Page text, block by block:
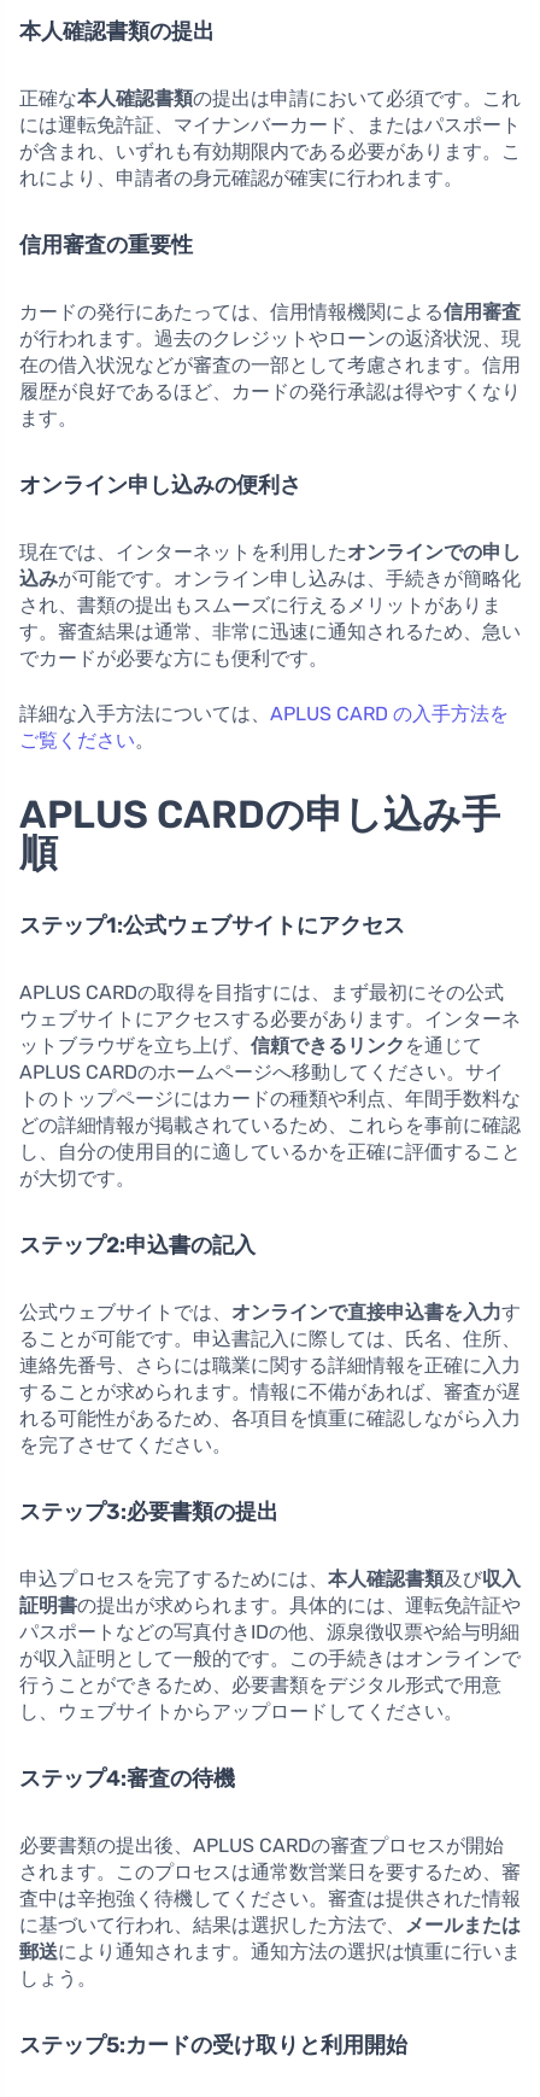
本人確認書類の提出
正確な本人確認書類の提出は申請において必須です。これ
には運転免許証、マイナンバーカード、またはパスポート
が含まれ、いずれも有効期限内である必要があります。こ
れにより、申請者の身元確認が確実に行われます。
信用審査の重要性
カードの発行にあたっては、信用情報機関による信用審査
が行われます。過去のクレジットやローンの返済状況、現
在の借入状況などが審査の一部として考慮されます。信用
履歴が良好であるほど、カードの発行承認は得やすくなり
ます。
オンライン申し込みの便利さ
現在では、インターネットを利用したオンラインでの申し
込みが可能です。オンライン申し込みは、手続きが簡略化
され、書類の提出もスムーズに行えるメリットがありま
す。審査結果は通常、非常に迅速に通知されるため、急い
でカードが必要な方にも便利です。
詳細な入手方法については、 APLUS CARD の入手方法を
ご覧ください。
APLUS CARDの申し込み手
順
ステップ1:公式ウェブサイトにアクセス
APLUS CARDの取得を目指すには、まず最初にその公式
ウェブサイトにアクセスする必要があります。インターネ
ットブラウザを立ち上げ、 信頼できるリンク を通じて
APLUS CARDのホームページへ移動してください。サイ
トのトップページにはカードの種類や利点、年間手数料な
どの詳細情報が掲載されているため、これらを事前に確認
し、自分の使用目的に適しているかを正確に評価すること
が大切です。
ステップ2:申込書の記入
公式ウェブサイトでは、 オンラインで直接申込書を入力す
ることが可能です。申込書記入に際しては、氏名、住所、
連絡先番号、さらには職業に関する詳細情報を正確に入力
することが求められます。情報に不備があれば、審査が遅
れる可能性があるため、各項目を慎重に確認しながら入力
を完了させてください。
ステップ3:必要書類の提出
申込プロセスを完了するためには、 本人確認書類及び収入
証明書の提出が求められます。具体的には、運転免許証や
パスポートなどの写真付きIDの他、源泉徴収票や給与明細
が収入証明として一般的です。この手続きはオンラインで
行うことができるため、必要書類をデジタル形式で用意
し、ウェブサイトからアップロードしてください。
ステップ4:審査の待機
必要書類の提出後、APLUS CARDの審査プロセスが開始
されます。このプロセスは通常数営業日を要するため、審
査中は辛抱強く待機してください。審査は提供された情報
に基づいて行われ、結果は選択した方法で、
メールまたは
郵送により通知されます。通知方法の選択は慎重に行いま
しょう。
ステップ5:カードの受け取りと利用開始